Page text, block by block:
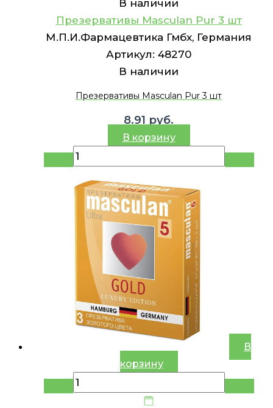
В наличии
Презервативы Masculan Pur 3 шт
М.П.И.Фармацевтика Гмбх, Германия
Артикул: 48270
В наличии
Презервативы Masculan Pur 3 шт
8.91 руб.
В корзину
В
корзину